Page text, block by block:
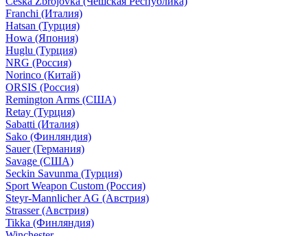
Franchi (Италия)
Hatsan (Турция)
Howa (Япония)
Huglu (Турция)
NRG (Россия)
Norinco (Китай)
ORSIS (Россия)
Remington Arms (США)
Retay (Турция)
Sabatti (Италия)
Sako (Финляндия)
Sauer (Германия)
Savage (США)
Seckin Savunma (Турция)
Sport Weapon Custom (Россия)
Steyr-Mannlicher AG (Австрия)
Strasser (Австрия)
Tikka (Финляндия)